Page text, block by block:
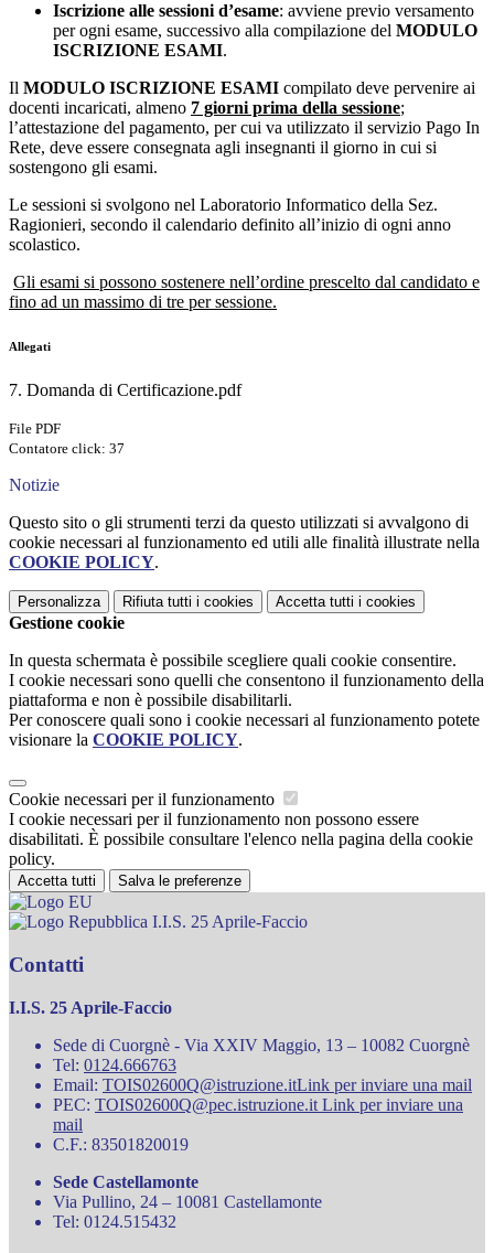
Iscrizione alle sessioni d’esame: avviene previo versamento
per ogni esame, successivo alla compilazione del MODULO
ISCRIZIONE ESAMI.
Il MODULO ISCRIZIONE ESAMI compilato deve pervenire ai
docenti incaricati, almeno 7 giorni prima della sessione;
l’attestazione del pagamento, per cui va utilizzato il servizio Pago In
Rete, deve essere consegnata agli insegnanti il giorno in cui si
sostengono gli esami.
Le sessioni si svolgono nel Laboratorio Informatico della Sez.
Ragionieri, secondo il calendario definito all’inizio di ogni anno
scolastico.
Gli esami si possono sostenere nell’ordine prescelto dal candidato e
fino ad un massimo di tre per sessione.
Allegati
7. Domanda di Certificazione.pdf
File PDF
Contatore click: 37
Notizie
Questo sito o gli strumenti terzi da questo utilizzati si avvalgono di
cookie necessari al funzionamento ed utili alle finalità illustrate nella
COOKIE POLICY.
Personalizza Rifiuta tutti i cookies Accetta tutti i cookies
Gestione cookie
In questa schermata è possibile scegliere quali cookie consentire.
I cookie necessari sono quelli che consentono il funzionamento della
piattaforma e non è possibile disabilitarli.
Per conoscere quali sono i cookie necessari al funzionamento potete
visionare la COOKIE POLICY.
Cookie necessari per il funzionamento
I cookie necessari per il funzionamento non possono essere
disabilitati. È possibile consultare l'elenco nella pagina della cookie
policy.
Accetta tutti Salva le preferenze
I.I.S. 25 Aprile-Faccio
Contatti
I.I.S. 25 Aprile-Faccio
Sede di Cuorgnè - Via XXIV Maggio, 13 – 10082 Cuorgnè
Tel: 0124.666763
Email: TOIS02600Q@istruzione.itLink per inviare una mail
PEC: TOIS02600Q@pec.istruzione.it Link per inviare una
mail
C.F.: 83501820019
Sede Castellamonte
Via Pullino, 24 – 10081 Castellamonte
Tel: 0124.515432